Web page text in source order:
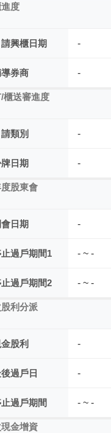
度
興櫃日期 -
券商 -
櫃送審進度
類別 -
日期 -
股東會
日期 -
過戶期間1 - ~ -
過戶期間2 - ~ -
利分派
股利 -
過戶日 -
過戶期間 - ~ -
金增資